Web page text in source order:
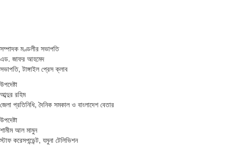
সম্পাদক মণ্ডলীর সভাপতি
এড. জাফর আহমেদ
সভাপতি, টাঙ্গাইল প্রেস ক্লাব
উপদেষ্টা
আব্দুর রহিম
জেলা প্রতিনিধি, দৈনিক সমকাল ও বাংলাদেশ বেতার
উপদেষ্টা
শামীম আল মামুন
স্টাফ করেসপন্ডেন্ট, যমুনা টেলিভিশন